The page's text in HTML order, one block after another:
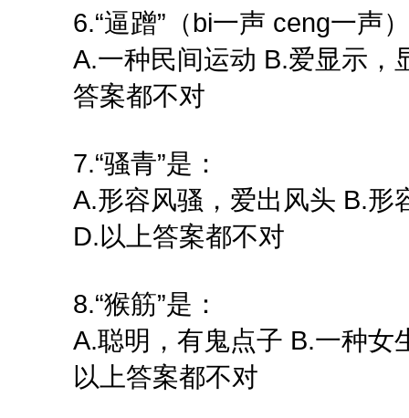
6.“逼蹭”（bi一声 ceng一声
A.一种民间运动 B.爱显示，
答案都不对
7.“骚青”是：
A.形容风骚，爱出风头 B.形
D.以上答案都不对
8.“猴筋”是：
A.聪明，有鬼点子 B.一种女
以上答案都不对